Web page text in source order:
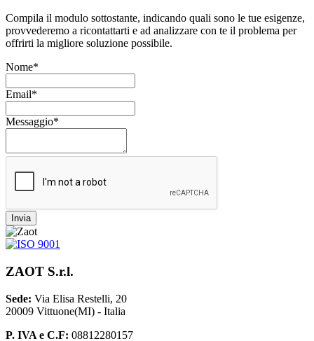
Compila il modulo sottostante, indicando quali sono le tue esigenze,
provvederemo a ricontattarti e ad analizzare con te il problema per
offrirti la migliore soluzione possibile.
Nome*
Email*
Messaggio*
Invia
ZAOT S.r.l.
Sede: Via Elisa Restelli, 20
20009 Vittuone(MI) - Italia
P. IVA e C.F: 08812280157